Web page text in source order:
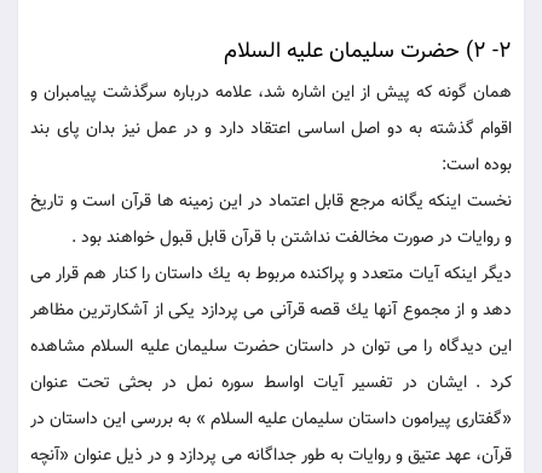
2- 2) حضرت سليمان عليه السلام
همان گونه كه پيش از اين اشاره شد، علامه درباره سرگذشت پيامبران و
اقوام گذشته به دو اصل اساسى اعتقاد دارد و در عمل نيز بدان پاى بند
بوده است:
نخست اينكه يگانه مرجع قابل اعتماد در اين زمينه ها قرآن است و تاريخ
و روايات در صورت مخالفت نداشتن با قرآن قابل قبول خواهند بود .
ديگر اينكه آيات متعدد و پراكنده مربوط به يك داستان را كنار هم قرار می
دهد و از مجموع آنها يك قصه قرآنى می پردازد يكى از آشكارترين مظاهر
اين ديدگاه را می توان در داستان حضرت سليمان عليه السلام مشاهده
كرد . ايشان در تفسير آيات اواسط سوره نمل در بحثى تحت عنوان
«گفتارى پيرامون داستان سليمان عليه السلام » به بررسى اين داستان در
قرآن، عهد عتيق و روايات به طور جداگانه می پردازد و در ذيل عنوان «آنچه